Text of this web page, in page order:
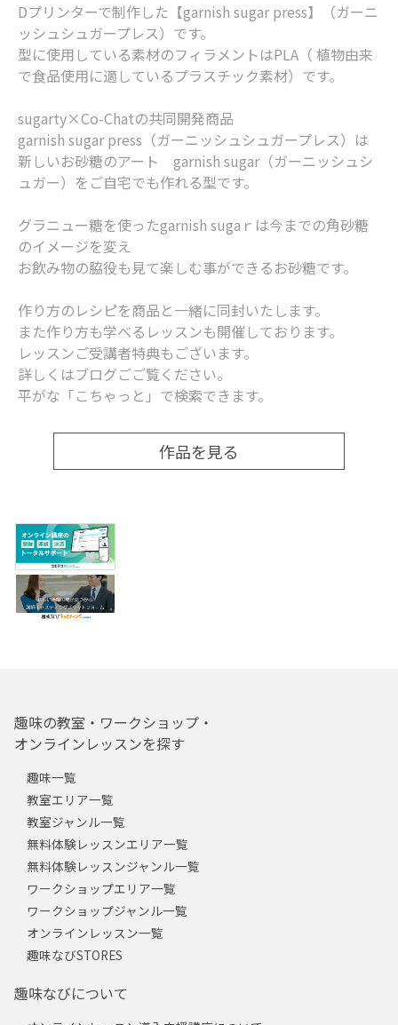
Dプリンターで制作した【garnish sugar press】（ガーニ
ッシュシュガープレス）です。
型に使用している素材のフィラメントはPLA（ 植物由来
で食品使用に適しているプラスチック素材）です。
sugarty×Co-Chatの共同開発商品
garnish sugar press（ガーニッシュシュガープレス）は
新しいお砂糖のアート garnish sugar（ガーニッシュシ
ュガー）をご自宅でも作れる型です。
グラニュー糖を使ったgarnish sugaｒは今までの角砂糖
のイメージを変え
お飲み物の脇役も見て楽しむ事ができるお砂糖です。
作り方のレシピを商品と一緒に同封いたします。
また作り方も学べるレッスンも開催しております。
レッスンご受講者特典もございます。
詳しくはブログごご覧ください。
平がな「こちゃっと」で検索できます。
作品を見る
趣味の教室・ワークショップ・
オンラインレッスンを探す
趣味一覧
教室エリア一覧
教室ジャンル一覧
無料体験レッスンエリア一覧
無料体験レッスンジャンル一覧
ワークショップエリア一覧
ワークショップジャンル一覧
オンラインレッスン一覧
趣味なびSTORES
趣味なびについて